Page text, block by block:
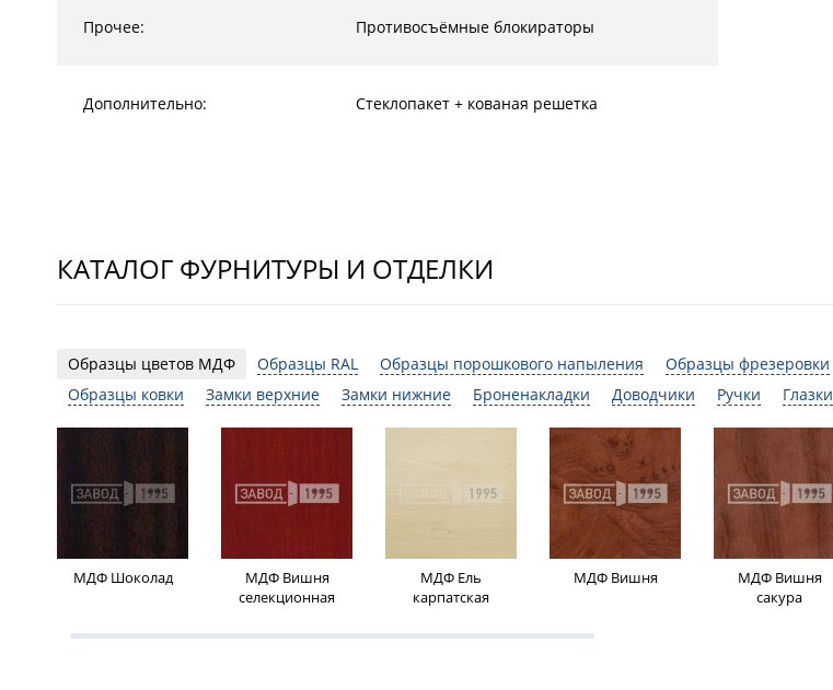
Прочее: Противосъёмные блокираторы
Дополнительно: Стеклопакет + кованая решетка
КАТАЛОГ ФУРНИТУРЫ И ОТДЕЛКИ
Образцы цветов МДФ Образцы RAL Образцы порошкового напыления Образцы фрезеровки
Образцы ковки
Замки верхние Замки нижние Броненакладки Доводчики Ручки Глазки
МДФ Шоколад
МДФ Вишня
селекционная
МДФ Ель
карпатская
МДФ Вишня
МДФ Вишня
сакура